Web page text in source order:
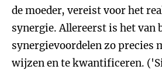
de moeder, vereist voor het
synergie. Allereerst is het van
synergievoordelen zo precies
wijzen en te kwantificeren.